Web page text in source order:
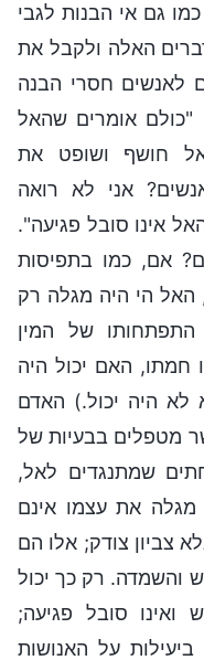
גם אי הבנות לגבי
האלה ולקבל את
לאנשים חסרי הבנה
"כולם אומרים שהאל
חושף ושופט את
אני לא רואה
אינו סובל פגיעה".
אם, כמו בתפיסות
האל הי היה מגלה רק
של המין
חמתו, האם יכול היה
לא היה יכול.) האדם
מטפלים בבעיות של
שמתנגדים לאל,
את עצמו אינם
צביון צודק; אלו הם
והשמדה. רק כך יכול
סובל פגיעה;
על האנושות